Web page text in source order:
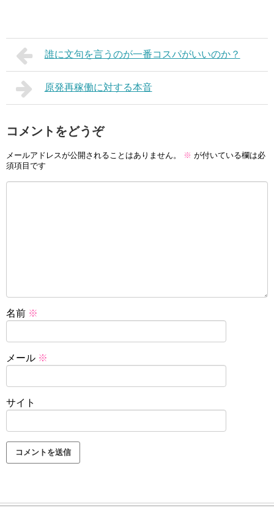
誰に文句を言うのが一番コスパがいいのか？
原発再稼働に対する本音
コメントをどうぞ
メールアドレスが公開されることはありません。 ※ が付いている欄は必
須項目です
名前 ※
メール ※
サイト